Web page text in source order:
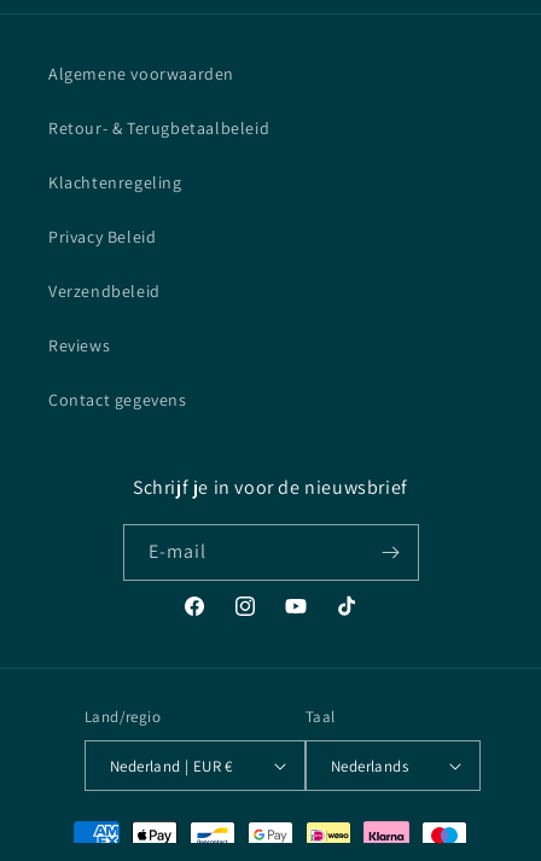
Algemene voorwaarden
Retour- & Terugbetaalbeleid
Klachtenregeling
Privacy Beleid
Verzendbeleid
Reviews
Contact gegevens
Schrijf je in voor de nieuwsbrief
E‑mail
FacebookInstagramYouTubeTikTok
Land/regio
Nederland | EUR €
Taal
Nederlands
Betaalmethoden